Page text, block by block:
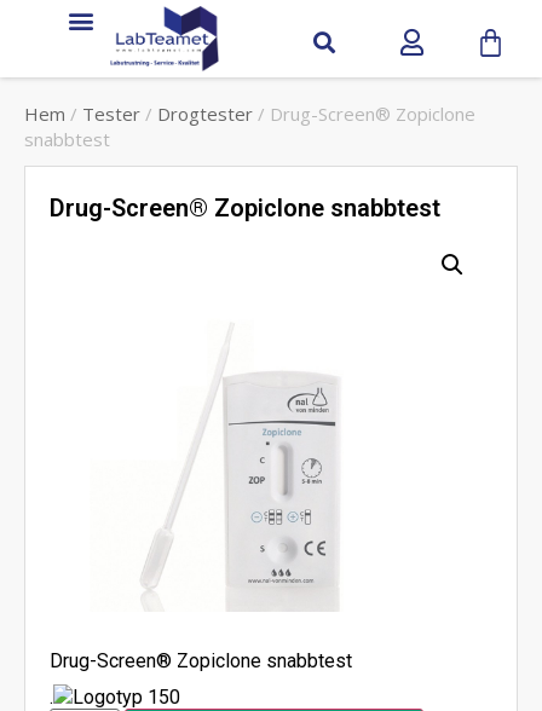
Hem / Tester / Drogtester / Drug-Screen® Zopiclone
snabbtest
Drug-Screen® Zopiclone snabbtest
Drug-Screen® Zopiclone snabbtest
.